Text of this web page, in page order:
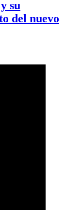
su
del nuevo